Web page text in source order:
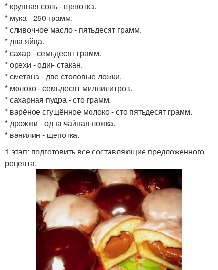
* крупная соль - щепотка.
* мука - 250 грамм.
* сливочное масло - пятьдесят грамм.
* два яйца.
* сахар - семьдесят грамм.
* орехи - один стакан.
* сметана - две столовые ложки.
* молоко - семьдесят миллилитров.
* сахарная пудра - сто грамм.
* варёное сгущённое молоко - сто пятьдесят грамм.
* дрожжи - одна чайная ложка.
* ванилин - щепотка.
1 этап: подготовить все составляющие предложенного
рецепта.